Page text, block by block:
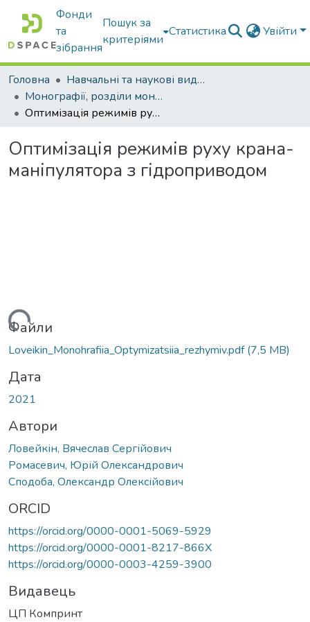
Фонди
та
зібрання
Пошук за
критеріями
Статистика Увійти
Головна
Навчальні та наукові видання
Монографії, розділи монографій, доповіді
Оптимізація режимів руху крана-маніпулятора з гідроприводом
Оптимізація режимів руху крана-
маніпулятора з гідроприводом
Файли
Loveikin_Monohrafiia_Optymizatsiia_rezhymiv.pdf(7,5 MB)
Дата
2021
Автори
Ловейкін, Вячеслав Сергійович
Ромасевич, Юрій Олександрович
Сподоба, Олександр Олексійович
ORCID
https://orcid.org/0000-0001-5069-5929
https://orcid.org/0000-0001-8217-866X
https://orcid.org/0000-0003-4259-3900
Видавець
ЦП Компринт